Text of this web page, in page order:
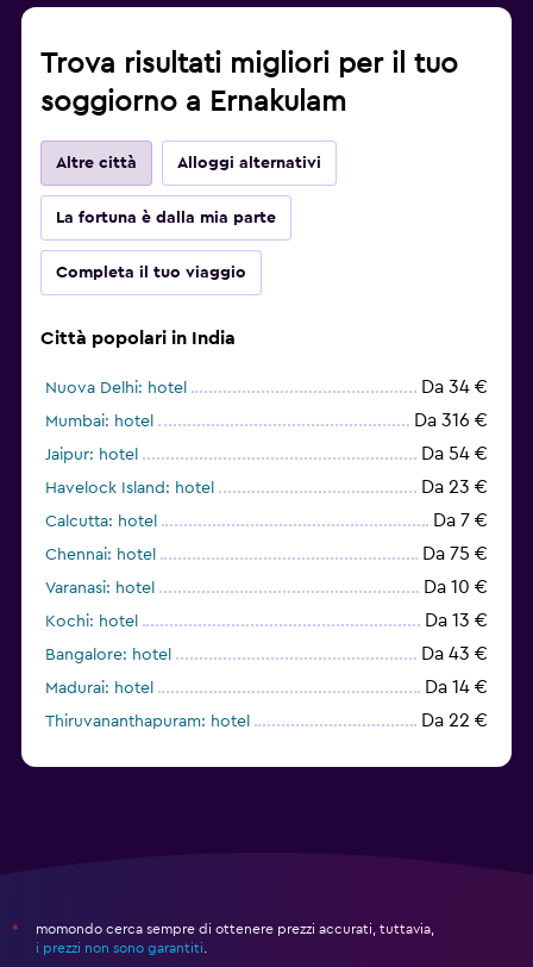
Trova risultati migliori per il tuo
soggiorno a Ernakulam
Altre città Alloggi alternativi
La fortuna è dalla mia parte
Completa il tuo viaggio
Città popolari in India
Nuova Delhi: hotel Da 34 €
Mumbai: hotel Da 316 €
Jaipur: hotel Da 54 €
Havelock Island: hotel Da 23 €
Calcutta: hotel Da 7 €
Chennai: hotel Da 75 €
Varanasi: hotel Da 10 €
Kochi: hotel Da 13 €
Bangalore: hotel Da 43 €
Madurai: hotel Da 14 €
Thiruvananthapuram: hotel Da 22 €
*
momondo cerca sempre di ottenere prezzi accurati, tuttavia,
i prezzi non sono garantiti